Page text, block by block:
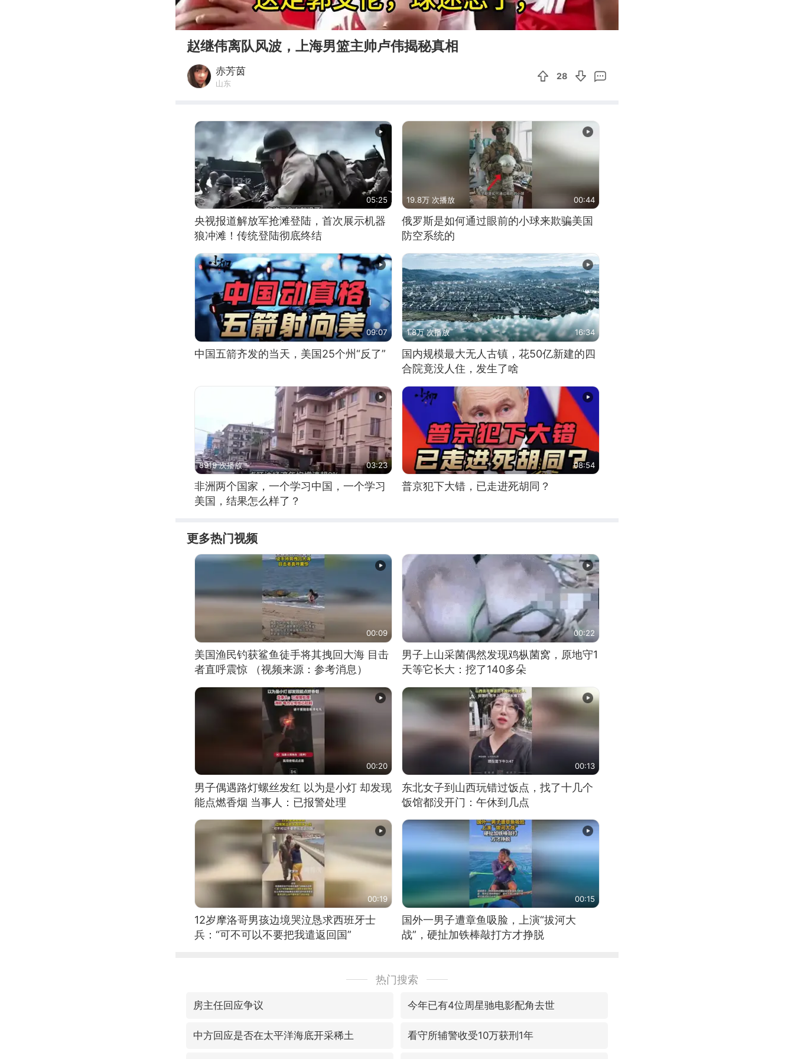
00:00
赵继伟离队风波，上海男篮主帅卢伟揭秘真相
赤芳茵
山东
28
05:25
央视报道解放军抢滩登陆，首次展示机器
狼冲滩！传统登陆彻底终结
19.8万 次播放 00:44
俄罗斯是如何通过眼前的小球来欺骗美国
防空系统的
09:07
中国五箭齐发的当天，美国25个州“反了”
1.8万 次播放 16:34
国内规模最大无人古镇，花50亿新建的四
合院竟没人住，发生了啥
8919 次播放 03:23
非洲两个国家，一个学习中国，一个学习
美国，结果怎么样了？
08:54
普京犯下大错，已走进死胡同？
更多热门视频
00:09
美国渔民钓获鲨鱼徒手将其拽回大海 目击
者直呼震惊 （视频来源：参考消息）
00:22
男子上山采菌偶然发现鸡枞菌窝，原地守1
天等它长大：挖了140多朵
00:20
男子偶遇路灯螺丝发红 以为是小灯 却发现
能点燃香烟 当事人：已报警处理
00:13
东北女子到山西玩错过饭点，找了十几个
饭馆都没开门：午休到几点
00:19
12岁摩洛哥男孩边境哭泣恳求西班牙士
兵：“可不可以不要把我遣返回国”
00:15
国外一男子遭章鱼吸脸，上演“拔河大
战”，硬扯加铁棒敲打方才挣脱
热门搜索
房主任回应争议 今年已有4位周星驰电影配角去世
中方回应是否在太平洋海底开采稀土 看守所辅警收受10万获刑1年